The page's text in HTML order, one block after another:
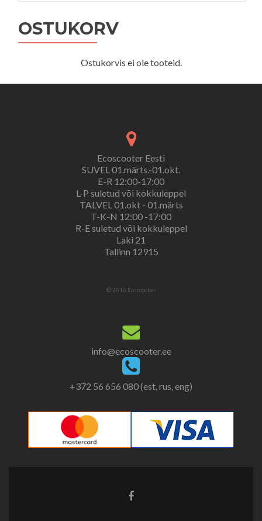
OSTUKORV
Ostukorvis ei ole tooteid.
Ecoscooter Eesti
SUVEL 01.märts.-01.okt.
E-R 12:00-17:00
L-P suletud või kokkuleppel
TALVEL 01.okt - 01.märts
T-K-N 12:00 -17:00
R-E suletud või kokkuleppel
Laki 21
Tallinn 12915
© 2016 Ecoscooter.
info@ecoscooter.ee
+372 56 656 080 (est, rus, eng)
Facebook